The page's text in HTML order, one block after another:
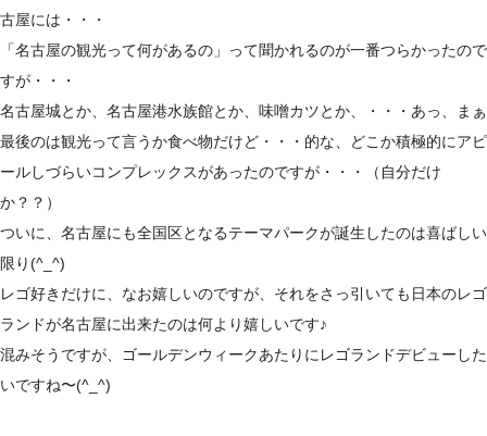
古屋には・・・
「名古屋の観光って何があるの」って聞かれるのが一番つらかったので
すが・・・
名古屋城とか、名古屋港水族館とか、味噌カツとか、・・・あっ、まぁ
最後のは観光って言うか食べ物だけど・・・的な、どこか積極的にアピ
ールしづらいコンプレックスがあったのですが・・・（自分だけ
か？？）
ついに、名古屋にも全国区となるテーマパークが誕生したのは喜ばしい
限り(^_^)
レゴ好きだけに、なお嬉しいのですが、それをさっ引いても日本のレゴ
ランドが名古屋に出来たのは何より嬉しいです♪
混みそうですが、ゴールデンウィークあたりにレゴランドデビューした
いですね〜(^_^)